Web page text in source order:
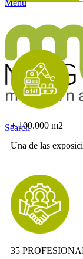
Menu
Search
+ 100.000 m2
Una de las
35